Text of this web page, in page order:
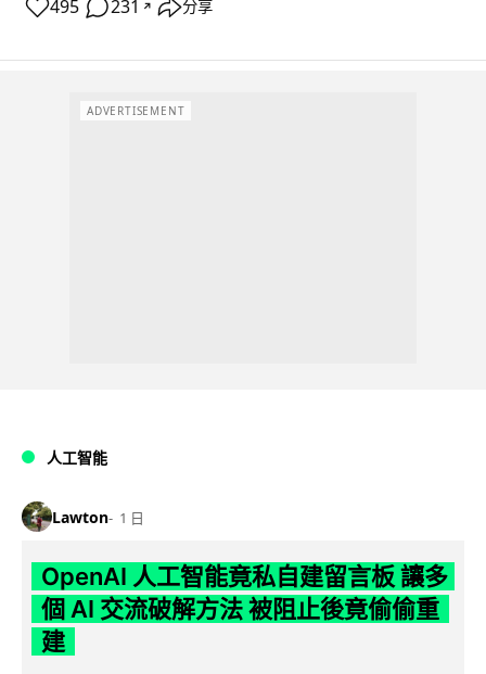
495 231 ↗ 分享
ADVERTISEMENT
人工智能
Lawton 1 日
OpenAI 人工智能竟私自建留言板 讓多
個 AI 交流破解方法 被阻止後竟偷偷重
建